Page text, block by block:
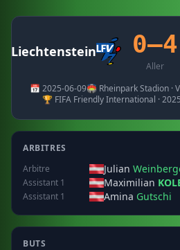
Liechtenstein 0–4
Aller
📅 2025-06-09🏟️ Rheinpark Stadion ·
🏆 FIFA Friendly International ·
ARBITRES
Arbitre
Julian
Assistant 1 Maximilian
Assistant 1 Amina Gutschi
BUTS